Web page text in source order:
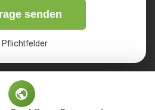
senden
Pflichtfelder